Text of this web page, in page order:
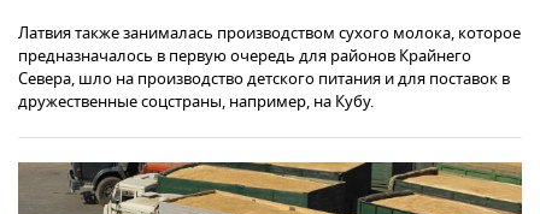
Латвия также занималась производством сухого молока, которое
предназначалось в первую очередь для районов Крайнего
Севера, шло на производство детского питания и для поставок в
дружественные соцстраны, например, на Кубу.